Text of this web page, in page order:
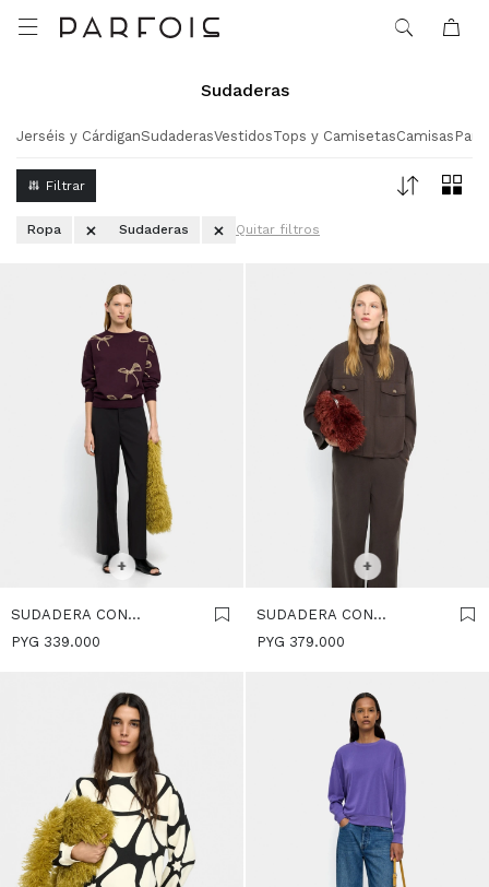

Sudaderas
Jerséis y CárdiganSudaderasVestidosTops y CamisetasCamisas
Ropa Sudaderas Quitar filtros
SELECCIONAR TALLE
+
SUDADERA CON
ESTAMPADO DE LAZOS -
PYG 339.000
SELECCIONAR TALLE
+
SUDADERA CON
BOLSILLOS - MARRON
PYG 379.000